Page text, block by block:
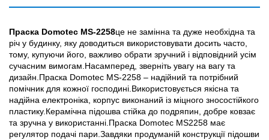
Праска Domotec MS-2258це не замінна та дуже необхідна та
річ у будинку, яку доводиться використовувати досить часто,
тому, купуючи його, важливо обрати зручний і відповідний усім
сучасним вимогам.Насамперед, зверніть увагу на вагу та
дизайн.Праска Domotec MS-2258 – надійний та потрібний
помічник для кожної господині.Використовується якісна та
надійна електроніка, корпус виконаний із міцного зносостійкого
пластику.Керамічна підошва стійка до подряпин, добре ковзає
та зручна у використанні.Праска Domotec MS2258 має
регулятор подачі пари.Завдяки продуманій конструкції підошви